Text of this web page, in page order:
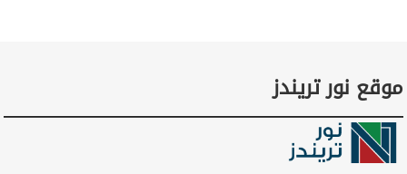
موقع نور تريندز